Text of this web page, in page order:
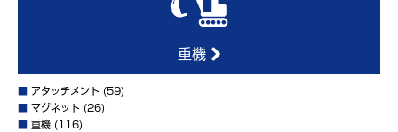
重機
アタッチメント (59)
マグネット (26)
重機 (116)